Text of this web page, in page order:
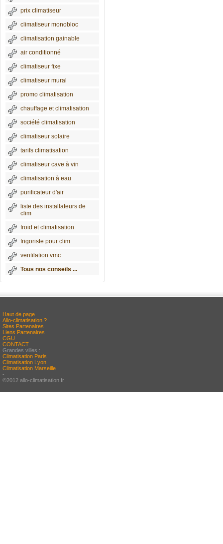
prix climatiseur
climatiseur monobloc
climatisation gainable
air conditionné
climatiseur fixe
climatiseur mural
promo climatisation
chauffage et climatisation
société climatisation
climatiseur solaire
tarifs climatisation
climatiseur cave à vin
climatisation à eau
purificateur d'air
liste des installateurs de
clim
froid et climatisation
frigoriste pour clim
ventilation vmc
Tous nos conseils ...
Haut de page
Allo-climatisation ?
Sites Partenaires
Liens Partenaires
CGU
CONTACT
Grandes villes :
Climatisation Paris
Climatisation Lyon
Climatisation Marseille
-
©2012 allo-climatisation.fr